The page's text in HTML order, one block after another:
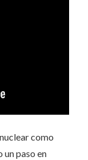
como
un paso en